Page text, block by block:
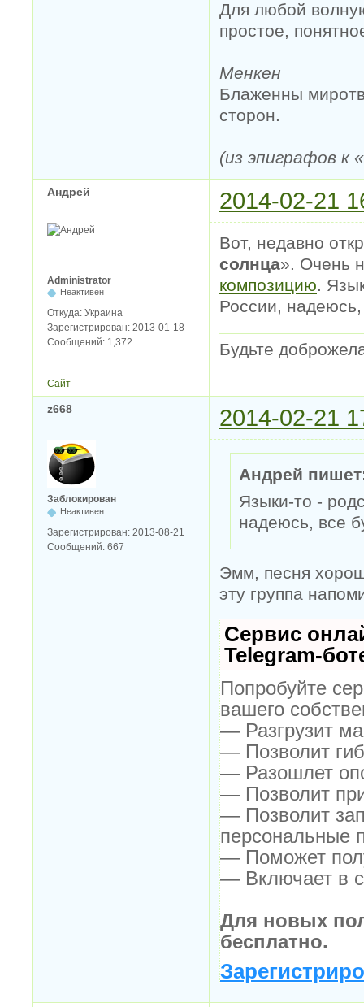
Для любой
простое,
Менкен
Блаженны
сторон.
(из эпиграфов к
Андрей 2014-02-21
Administrator
Неактивен
Откуда: Украина
Зарегистрирован: 2013-01-18
Сообщений: 1,372
Вот, недавно
солнца». Очень
композицию.
России,
Будьте
Сайт
z668 2014-02-21
Заблокирован
Неактивен
Зарегистрирован: 2013-08-21
Сообщений: 667
Андрей
Языки-то -
надеюсь, все
Эмм, песня
эту группа
Сервис
Telegram-
Попробуйте
вашего
— Разгрузит
— Позволит
— Разошлет
— Позволит
— Позволит
персональные
— Поможет
— Включает в
Для новых
бесплатно.